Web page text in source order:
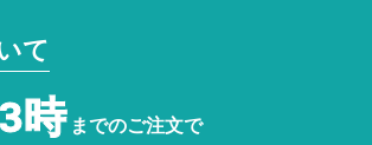
て
時 までのご注文で